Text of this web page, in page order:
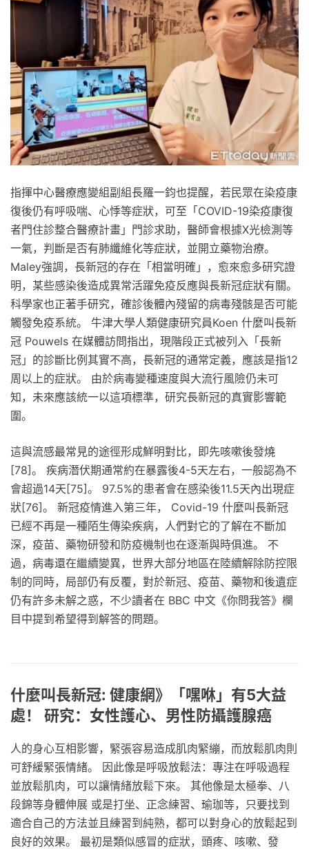
指揮中心醫療應變組副組長羅一鈞也提醒，若民眾在染疫康
復後仍有呼吸喘、心悸等症狀，可至「COVID-19染疫康復
者門住診整合醫療計畫」門診求助，醫師會根據X光檢測等
一氣，判斷是否有肺纖維化等症狀，並開立藥物治療。
Maley強調，長新冠的存在「相當明確」，愈來愈多研究證
明，某些感染後造成異常活躍免疫反應與長新冠症狀有關。
科學家也正著手研究，確診後體內殘留的病毒殘骸是否可能
觸發免疫系統。 牛津大學人類健康研究員Koen 什麼叫長新
冠 Pouwels 在媒體訪問指出，現階段正式被列入「長新
冠」的診斷比例其實不高，長新冠的通常定義，應該是指12
周以上的症狀。 由於病毒變種速度與大流行風險仍未可
知，未來應該統一以這項標準，研究長新冠的真實影響範
圍。
這與流感最常見的途徑形成鮮明對比，即先咳嗽後發燒
[78]。 疾病潛伏期通常約在暴露後4-5天左右，一般認為不
會超過14天[75]。 97.5%的患者會在感染後11.5天內出現症
狀[76]。 新冠疫情進入第三年， Covid-19 什麼叫長新冠
已經不再是一種陌生傳染疾病，人們對它的了解在不斷加
深，疫苗、藥物研發和防疫機制也在逐漸與時俱進。 不
過，病毒還在繼續變異，世界大部分地區在陸續解除防控限
制的同時，局部仍有反覆，對於新冠、疫苗、藥物和後遺症
仍有許多未解之惑，不少讀者在 BBC 中文《你問我答》欄
目中提到希望得到解答的問題。
什麼叫長新冠: 健康網》「嘿咻」有5大益
處！ 研究：女性護心、男性防攝護腺癌
人的身心互相影響，緊張容易造成肌肉緊繃，而放鬆肌肉則
可舒緩緊張情緒。 因此像是呼吸放鬆法：專注在呼吸過程
並放鬆肌肉，可以讓情緒放鬆下來。 其他像是太極拳、八
段錦等身體伸展 或是打坐、正念練習、瑜珈等，只要找到
適合自己的方法並且練習到純熟，都可以對身心的放鬆起到
良好的效果。 最初是類似感冒的症狀，頭疼、咳嗽、發